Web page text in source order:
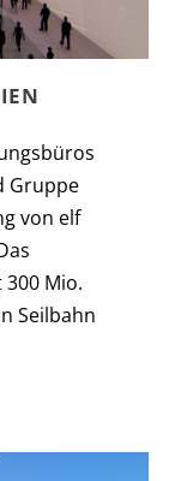
Gruppe
von elf
Mio.
Seilbahn